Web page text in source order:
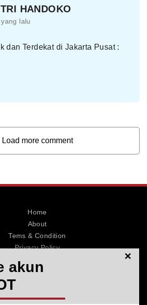
HANDOKO
lalu
dan Terdekat di Jakarta Pusat :
Load more comment
Home
About
Tems & Condition
Privacy Policy